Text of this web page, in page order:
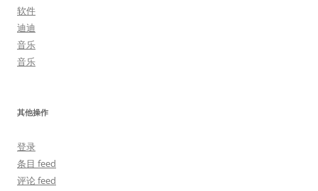
软件
迪迪
音乐
音乐
其他操作
登录
条目 feed
评论 feed